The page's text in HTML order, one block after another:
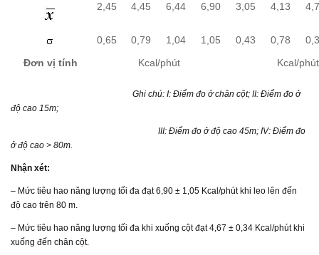
2,45 4,45 6,44 6,90 3,05 4,13
0,65 0,79 1,04 1,05 0,43 0,78
Đơn vị tính
Kcal/phút Kcal/phút
Ghi chú: I: Điểm đo ở chân cột; II: Điểm đo ở
độ cao 15m;
III: Điểm đo ở độ cao 45m; IV: Điểm đo
ở độ cao > 80m.
Nhận xét:
– Mức tiêu hao năng lượng tối đa đạt 6,90 ± 1,05 Kcal/phút khi leo lên đến
độ cao trên 80 m.
– Mức tiêu hao năng lượng tối đa khi xuống cột đạt 4,67 ± 0,34 Kcal/phút khi
xuống đến chân cột.